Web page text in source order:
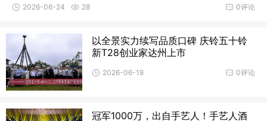
0评论
2026-06-24 28
以全景实力续写品质口碑 庆铃五十铃
新T28创业家达州上市
0评论
2026-06-18
冠军1000万，出自手艺人！手艺人酒